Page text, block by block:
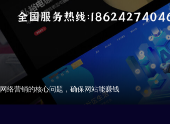
络营销的核心问题，确保网站能赚钱